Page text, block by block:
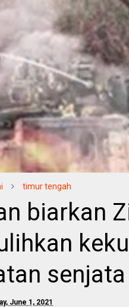
timur tengah
biarkan
senjata
June 1, 2021